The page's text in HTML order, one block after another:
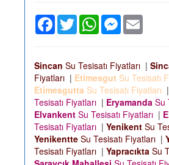
Facebook
TwitterWhatsAppMessenger
Sincan Su Tesisatı Fiyatları |
Fiyatları | Etimesgut Su Tesisatı
Etimesgutta Su Tesisatı Fiyatları |
Tesisatı Fiyatları | Eryamanda Su
Elvankent Su Tesisatı Fiyatları |
Tesisatı Fiyatları | Yenikent Su
Yenikentte Su Tesisatı Fiyatları |
Tesisatı Fiyatları | Yapracıkta Su